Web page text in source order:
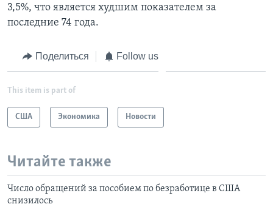
3,5%, что является худшим показателем за
последние 74 года.
Поделиться Follow us
This item is part of
США Экономика Новости
Читайте также
Число обращений за пособием по безработице в США
снизилось